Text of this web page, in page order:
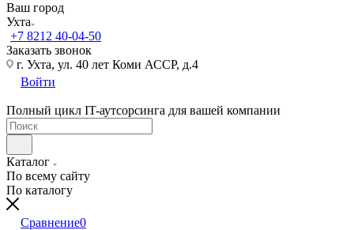
Ваш город
Ухта
+7 8212 40-04-50
Заказать звонок
г. Ухта, ул. 40 лет Коми АССР, д.4
Войти
Полный цикл IT-аутсорсинга для вашей компании
Каталог
По всему сайту
По каталогу
Сравнение0